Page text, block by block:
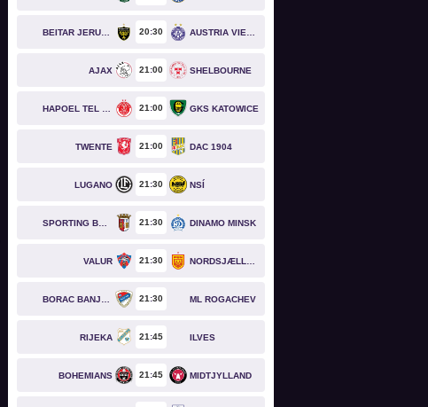
20 30
AJAX 21 00 SHELBOURNE
21 00 GKS KATOWICE
TWENTE 21 00 DAC 1904
LUGANO 21 30 NSÍ
21 30 DINAMO MINSK
VALUR 21 30
21 30 ML ROGACHEV
RIJEKA 21 45 ILVES
BOHEMIANS 21 45 MIDTJYLLAND